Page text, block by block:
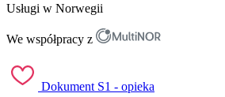
Usługi w Norwegii
We współpracy z
Dokument S1 - opieka